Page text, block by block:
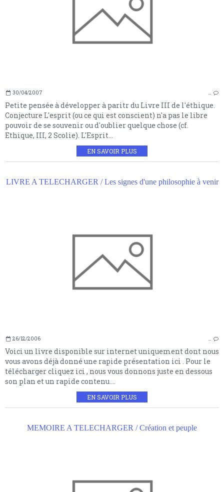
30/04/2007 …
Petite pensée à développer à paritr du Livre III de l'éthique.
Conjecture L'esprit (ou ce qui est conscient) n'a pas le libre
pouvoir de se souvenir ou d'oublier quelque chose (cf.
Ethique, III, 2 Scolie). L'Esprit...
EN SAVOIR PLUS
LIVRE A TELECHARGER / Les signes d'une philosophie à venir
26/12/2006 …
Voici un livre disponible sur internet uniquement dont nous
vous avons déjà donné une rapide présentation ici . Pour le
télécharger cliquez ici , nous vous donnons juste en dessous
son plan et un rapide contenu....
EN SAVOIR PLUS
MEMOIRE A TELECHARGER / Création et peuple